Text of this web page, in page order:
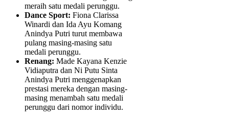
meraih satu medali perunggu.
Dance Sport: Fiona Clarissa
Winardi dan Ida Ayu Komang
Anindya Putri turut membawa
pulang masing-masing satu
medali perunggu.
Renang: Made Kayana Kenzie
Vidiaputra dan Ni Putu Sinta
Anindya Putri menggenapkan
prestasi mereka dengan masing-
masing menambah satu medali
perunggu dari nomor individu.